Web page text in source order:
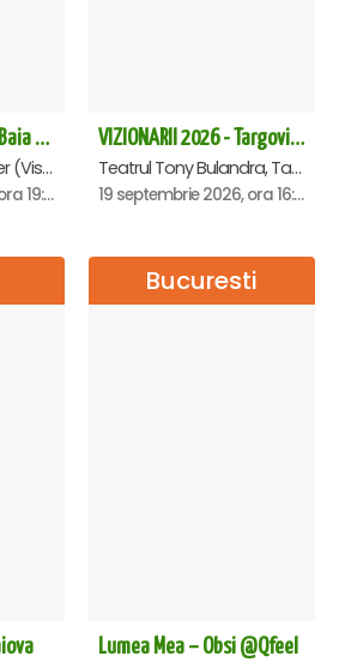
CARMINA BURANA – Baia Mare
Sala ATP Tech Center (Vis a vis de Auchan), Baia-Mare
18 septembrie 2026, ora 19:00
VIZIONARII 2026 - Targoviste
Teatrul Tony Bulandra, Targoviste
19 septembrie 2026, ora 16:00
Bucuresti
Lumea Mea – Obsi @Qfeel